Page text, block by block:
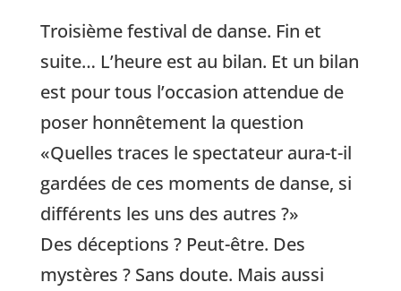
Troisième festival de danse. Fin et
suite… L’heure est au bilan. Et un bilan
est pour tous l’occasion attendue de
poser honnêtement la question
«Quelles traces le spectateur aura-t-il
gardées de ces moments de danse, si
différents les uns des autres ?»
Des déceptions ? Peut-être. Des
mystères ? Sans doute. Mais aussi